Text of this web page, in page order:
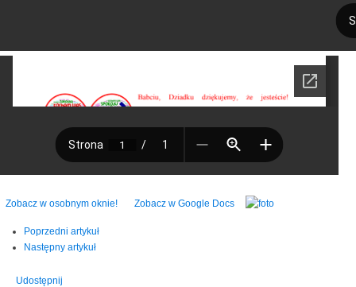
Zobacz w osobnym oknie! Zobacz w Google Docs
Poprzedni artykuł
Następny artykuł
Udostępnij